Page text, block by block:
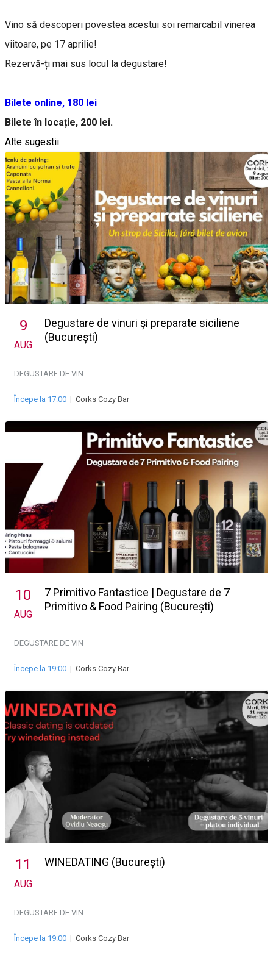
Vino să descoperi povestea acestui soi remarcabil vinerea
viitoare, pe 17 aprilie!
Rezervă-ți mai sus locul la degustare!
Bilete online, 180 lei
Bilete în locație, 200 lei.
Alte sugestii
9
AUG
Degustare de vinuri și preparate siciliene
(București)
DEGUSTARE DE VIN
Începe la 17:00 | Corks Cozy Bar
10
AUG
7 Primitivo Fantastice | Degustare de 7
Primitivo & Food Pairing (București)
DEGUSTARE DE VIN
Începe la 19:00 | Corks Cozy Bar
11
AUG
WINEDATING (București)
DEGUSTARE DE VIN
Începe la 19:00 | Corks Cozy Bar